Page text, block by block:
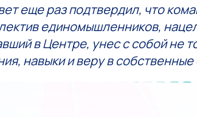
еще раз подтвердил, что
единомышленников,
в Центре, унес с собой не
навыки и веру в собственные